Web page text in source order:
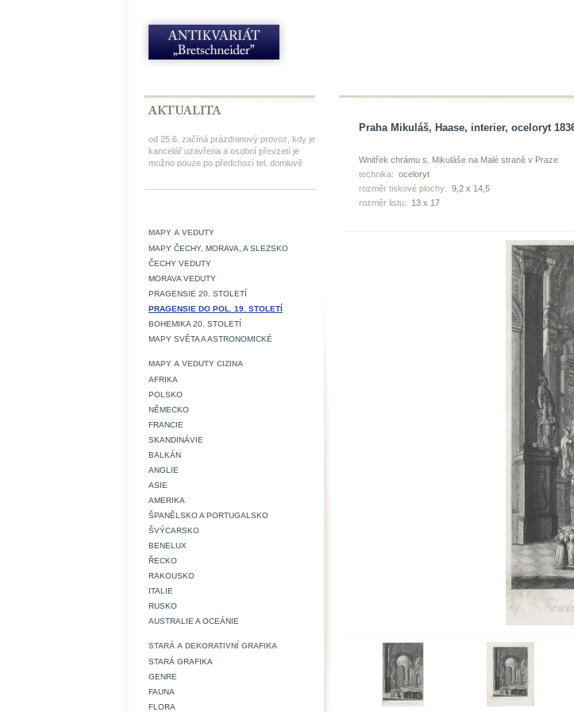
od 25.6. začíná prázdninový provoz, kdy je
kancelář uzavřena a osobní převzetí je
možno pouze po předchozí tel. domluvě
MAPY A VEDUTY
MAPY ČECHY, MORAVA, A SLEZSKO
ČECHY VEDUTY
MORAVA VEDUTY
PRAGENSIE 20. STOLETÍ
PRAGENSIE DO POL. 19. STOLETÍ
BOHEMIKA 20. STOLETÍ
MAPY SVĚTA A ASTRONOMICKÉ
MAPY A VEDUTY CIZINA
AFRIKA
POLSKO
NĚMECKO
FRANCIE
SKANDINÁVIE
BALKÁN
ANGLIE
ASIE
AMERIKA
ŠPANĚLSKO A PORTUGALSKO
ŠVÝCARSKO
BENELUX
ŘECKO
RAKOUSKO
ITALIE
RUSKO
AUSTRALIE A OCEÁNIE
STARÁ A DEKORATIVNÍ GRAFIKA
STARÁ GRAFIKA
GENRE
FAUNA
FLORA
Praha Mikuláš, Haase, interier, oceloryt
Wnitřek chrámu s. Mikuláše na Malé straně v Praze
technika: oceloryt
rozměr tiskové plochy: 9,2 x 14,5
rozměr listu:
13 x 17